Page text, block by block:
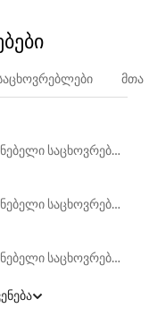
დასასვენებელი საცხოვრებლები
დასასვენებელი საცხოვრებლები
დასასვენებელი საცხოვრებლები